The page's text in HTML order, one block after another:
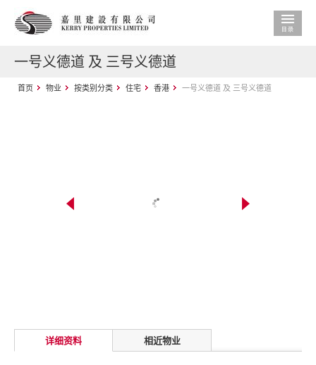
一号义德道 及 三号义德道
首页 物业 按类别分类 住宅 香港 一号义德道 及 三号义德道
详细资料 相近物业